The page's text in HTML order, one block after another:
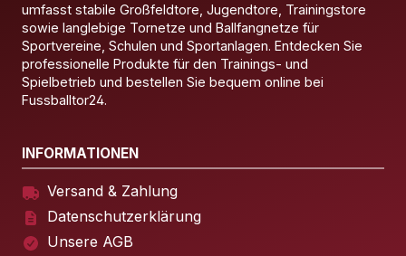
umfasst stabile Großfeldtore, Jugendtore, Trainingstore
sowie langlebige Tornetze und Ballfangnetze für
Sportvereine, Schulen und Sportanlagen. Entdecken Sie
professionelle Produkte für den Trainings- und
Spielbetrieb und bestellen Sie bequem online bei
Fussballtor24.
INFORMATIONEN
Versand & Zahlung
Datenschutzerklärung
Unsere AGB